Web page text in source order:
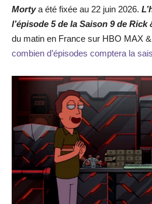
Mortya été fixée au 22 juin 2026.
l’épisode 5 de la Saison 9 de Rick
du matin en France sur HBO MAX
combien d’épisodes comptera la